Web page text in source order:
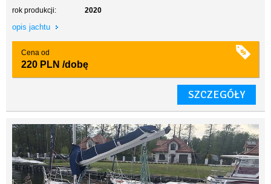
rok produkcji:
2020
opis jachtu
Cena od
220 PLN /dobę
SZCZEGÓŁY